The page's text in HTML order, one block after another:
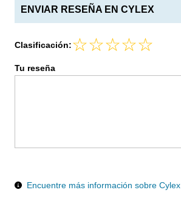
ENVIAR RESEÑA EN CYLEX
Clasificación:
Tu reseña
Encuentre más información sobre Cylex